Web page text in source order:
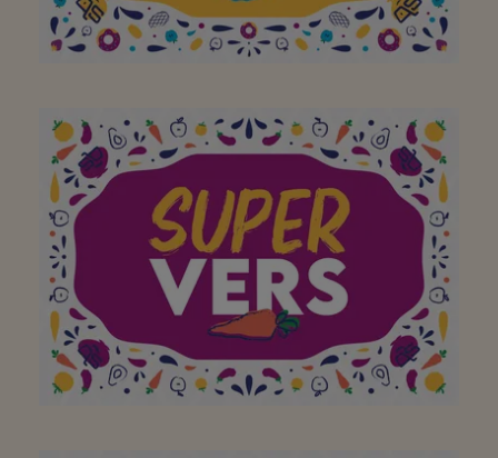
Aan mijn favoriete
buurtsuper om elke dag
een breed assortiment
(lokale) lekkernijen aan
te bieden! Bedankt!